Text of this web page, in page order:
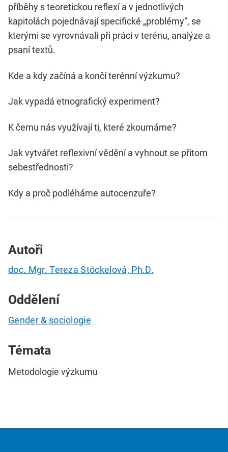
příběhy s teoretickou reflexí a v jednotlivých
kapitolách pojednávají specifické „problémy“, se
kterými se vyrovnávali při práci v terénu, analýze a
psaní textů.
Kde a kdy začíná a končí terénní výzkumu?
Jak vypadá etnografický experiment?
K čemu nás využívají ti, které zkoumáme?
Jak vytvářet reflexivní vědění a vyhnout se přitom
sebestřednosti?
Kdy a proč podléháme autocenzuře?
Autoři
doc. Mgr. Tereza Stöckelová, Ph.D.
Oddělení
Gender & sociologie
Témata
Metodologie výzkumu